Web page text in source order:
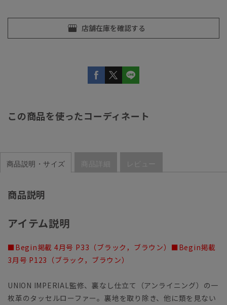
この商品を使ったコーディネート
商品説明・サイズ 商品詳細 レビュー
商品説明
アイテム説明
■Begin掲載 4月号 P33（ブラック，ブラウン）■Begin掲載
3月号 P123（ブラック，ブラウン）
UNION IMPERIAL監修、裏なし仕立て（アンライニング）の一
枚革のタッセルローファー。裏地を取り除き、他に類を見ない